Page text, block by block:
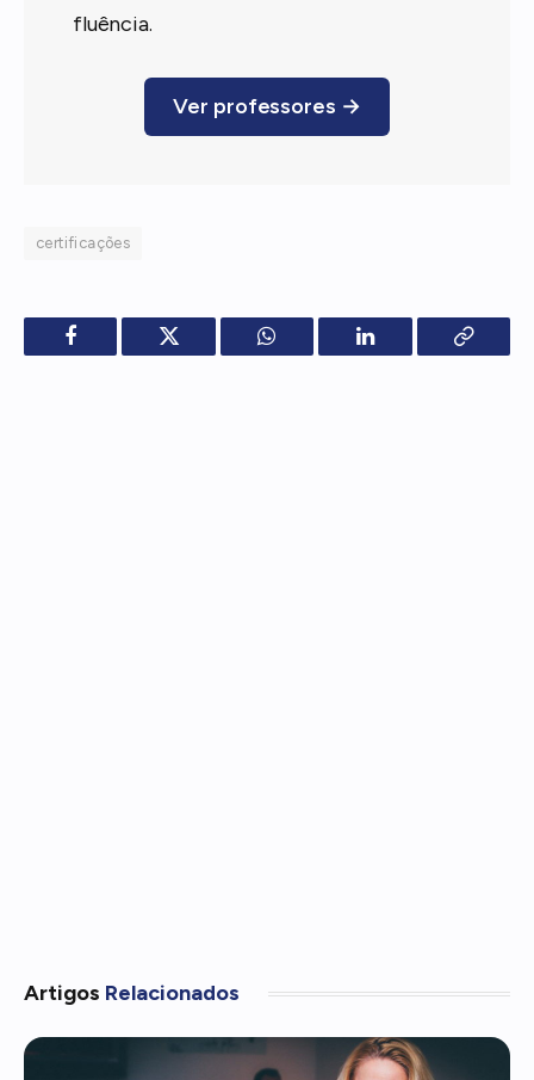
fluência.
Ver professores →
certificações
Facebook Twitter WhatsApp LinkedIn
Copy
Artigos Relacionados